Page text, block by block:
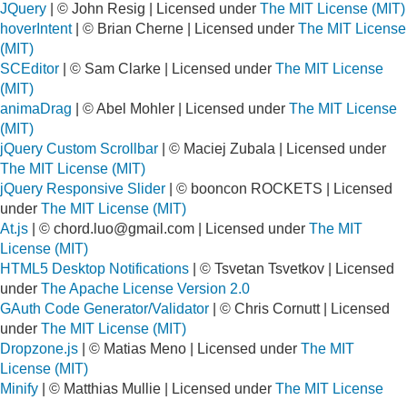
JQuery | © John Resig | Licensed under The MIT License (MIT)
hoverIntent| © Brian Cherne | Licensed under The MIT License
(MIT)
SCEditor | © Sam Clarke | Licensed under The MIT License
(MIT)
animaDrag | © Abel Mohler | Licensed under The MIT License
(MIT)
jQuery Custom Scrollbar | © Maciej Zubala | Licensed under
The MIT License (MIT)
jQuery Responsive Slider | © booncon ROCKETS | Licensed
under The MIT License (MIT)
At.js | © chord.luo@gmail.com | Licensed under The MIT
License (MIT)
HTML5 Desktop Notifications | © Tsvetan Tsvetkov | Licensed
under The Apache License Version 2.0
GAuth Code Generator/Validator | © Chris Cornutt | Licensed
under The MIT License (MIT)
Dropzone.js | © Matias Meno | Licensed under The MIT
License (MIT)
Minify | © Matthias Mullie | Licensed under The MIT License